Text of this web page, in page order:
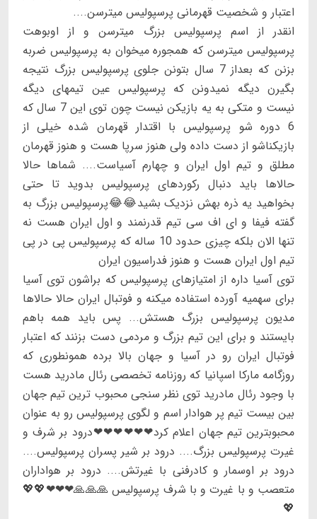
اعتبار و شخصیت قهرمانی پرسپولیس میترسن....
انقدر از اسم پرسپولیس بزرگ میترسن و از اوبوهت
پرسپولیس میترسن که همجوره میخوان به پرسپولیس ضربه
بزنن که بعداز 7 سال بتونن جلوی پرسپولیس بزرگ نتیجه
بگیرن دیگه نمیدونن که پرسپولیس عین تیمهای دیگه
نیست و متکی به یه بازیکن نیست چون توی این 7 سال که
6 دوره شو پرسپولیس با اقتدار قهرمان شده خیلی از
بازیکناشو از دست داده ولی هنوز سرپا هست و هنوز قهرمان
مطلق و تیم اول ایران و چهارم آسیاست.... شماها حالا
حالاها باید دنبال رکوردهای پرسپولیس بدوید تا حتی
بخواهید یه ذره بهش نزدیک بشید😂😂پرسپولیس بزرگ به
گفته فیفا و ای اف سی تیم قدرنمند و اول ایران هست نه
تنها الان بلکه چیزی حدود 10 ساله که پرسپولیس پی در پی
تیم اول ایران هست و هنوز فدراسیون ایران
توی آسیا داره از امتیازهای پرسپولیس که براشون توی آسیا
برای سهمیه آورده استفاده میکنه و فوتبال ایران حالا حالاها
مدیون پرسپولیس بزرگ هستش... پس باید همه باهم
بایستند و برای این تیم بزرگ و مردمی دست بزنند که اعتبار
فوتبال ایران رو در آسیا و جهان بالا برده همونطوری که
روزگامه مارکا اسپانیا که روزنامه تخصصی رئال مادرید هست
با وجود رئال مادرید توی نظر سنجی محبوب ترین تیم جهان
بین بیست تیم پر هوادار اسم و لگوی پرسپولیس رو به عنوان
محبوبترین تیم جهان اعلام کرد❤❤❤❤❤❤درود بر شرف و
غیرت پرسپولیس بزرگ.... درود بر شیر پسران پرسپولیس....
درود بر اوسمار و کادرفنی با غیرتش.... درود بر هواداران
متعصب و با غیرت و با شرف پرسپولیس 🙏🙏🙏❤❤❤💖💖
💖